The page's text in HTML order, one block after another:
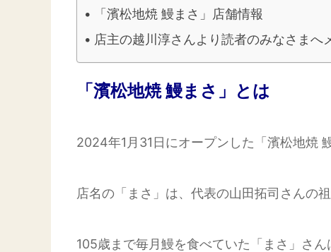
「濱松地焼 鰻まさ」店舗情報
店主の越川淳さんより読者のみなさまへ
「濱松地焼 鰻まさ」とは
2024年1月31日にオープンした「濱松地焼
店名の「まさ」は、代表の山田拓司さんの
105歳まで毎月鰻を食べていた「まさ」さ